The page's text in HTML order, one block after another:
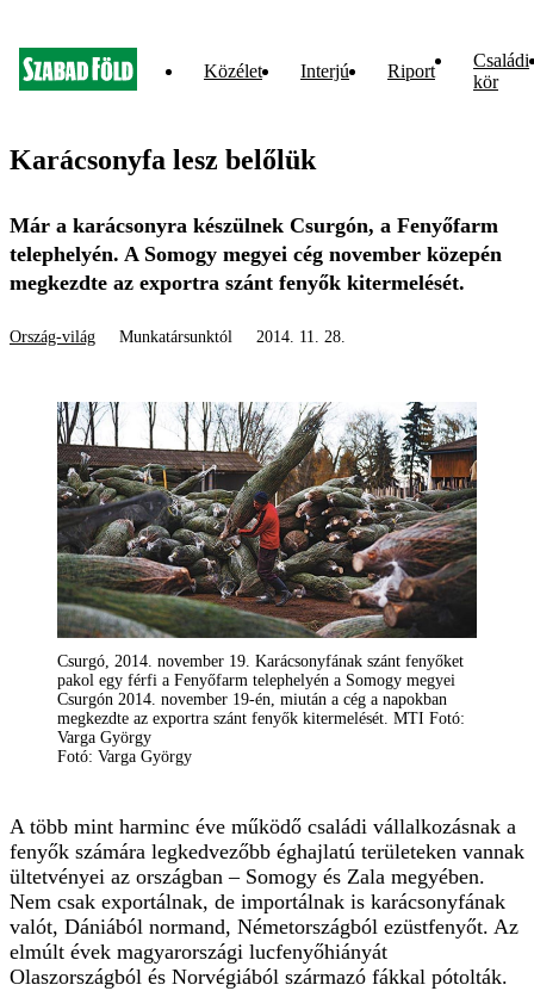
Közélet Interjú Riport
Családi
kör
Karácsonyfa lesz belőlük
Már a karácsonyra készülnek Csurgón, a Fenyőfarm
telephelyén. A Somogy megyei cég november közepén
megkezdte az exportra szánt fenyők kitermelését.
Ország-világ Munkatársunktól 2014. 11. 28.
Csurgó, 2014. november 19. Karácsonyfának szánt fenyőket
pakol egy férfi a Fenyőfarm telephelyén a Somogy megyei
Csurgón 2014. november 19-én, miután a cég a napokban
megkezdte az exportra szánt fenyők kitermelését. MTI Fotó:
Varga György
Fotó: Varga György
A több mint harminc éve működő családi vállalkozásnak a
fenyők számára legkedvezőbb éghajlatú területeken vannak
ültetvényei az országban – Somogy és Zala megyében.
Nem csak exportálnak, de importálnak is karácsonyfának
valót, Dániából normand, Németországból ezüstfenyőt. Az
elmúlt évek magyarországi lucfenyőhiányát
Olaszországból és Norvégiából származó fákkal pótolták.